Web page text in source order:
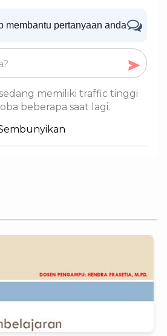
membantu pertanyaan anda
memiliki traffic tinggi
beberapa saat lagi.